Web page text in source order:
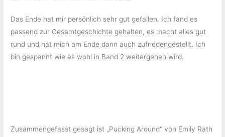
Das Ende hat mir persönlich sehr gut gefallen. Ich fand es
passend zur Gesamtgeschichte gehalten, es macht alles gut
rund und hat mich am Ende dann auch zufriedengestellt. Ich
bin gespannt wie es wohl in Band 2 weitergehen wird.
Zusammengefasst gesagt ist „Pucking Around“ von Emily Rath